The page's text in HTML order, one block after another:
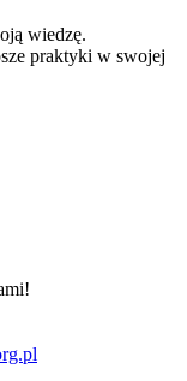
wiedzę.
praktyki w swojej